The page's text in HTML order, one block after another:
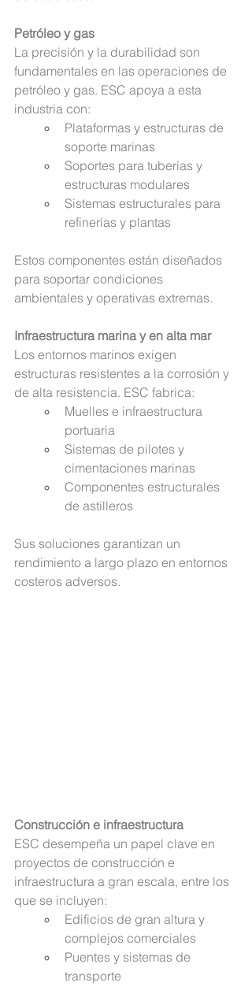
Petróleo y gas
La precisión y la durabilidad son
fundamentales en las operaciones de
petróleo y gas. ESC apoya a esta
industria con:
Plataformas y estructuras de
soporte marinas
Soportes para tuberías y
estructuras modulares
Sistemas estructurales para
refinerías y plantas
Estos componentes están diseñados
para soportar condiciones
ambientales y operativas extremas.
Infraestructura marina y en alta mar
Los entornos marinos exigen
estructuras resistentes a la corrosión y
de alta resistencia. ESC fabrica:
Muelles e infraestructura
portuaria
Sistemas de pilotes y
cimentaciones marinas
Componentes estructurales
de astilleros
Sus soluciones garantizan un
rendimiento a largo plazo en entornos
costeros adversos.
Construcción e infraestructura
ESC desempeña un papel clave en
proyectos de construcción e
infraestructura a gran escala, entre los
que se incluyen:
Edificios de gran altura y
complejos comerciales
Puentes y sistemas de
transporte